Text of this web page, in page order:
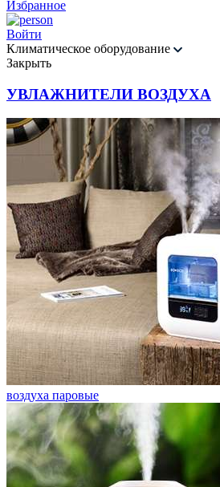
Избранное
Войти
Климатическое оборудование
Закрыть
УВЛАЖНИТЕЛИ ВОЗДУХА
воздуха паровые